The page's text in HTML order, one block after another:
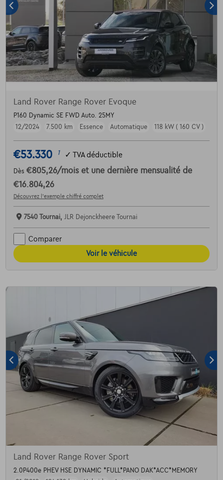
Land Rover Range Rover Evoque
P160 Dynamic SE FWD Auto. 25MY
12/2024
7.500 km Essence Automatique 118 kW ( 160 CV )
€53.330 1 ✓ TVA déductible
Dès €805,26/mois et une dernière mensualité de
€16.804,26
Découvrez l’exemple chiffré complet
7540 Tournai, JLR Dejonckheere Tournai
Comparer
Voir le véhicule
Land Rover Range Rover Sport
2.0P400e PHEV HSE DYNAMIC *FULL*PANO DAK*ACC*MEMORY